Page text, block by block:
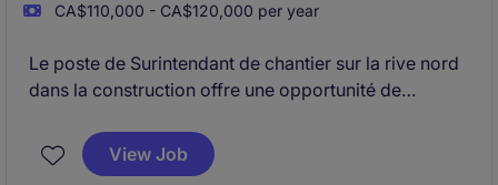
CA$110,000 - CA$120,000 per year
Le poste de Surintendant de chantier sur la rive nord
dans la construction offre une opportunité de
serez responsable de gérer les opérations sur le
chantier tout en assurant le respect des échéanciers
View Job